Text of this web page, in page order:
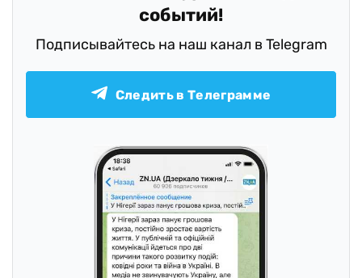
событий!
Подписывайтесь на наш канал в Telegram
Следить в Телеграмме